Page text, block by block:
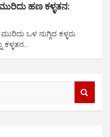
ಹಣ ಕಳ್ಳತನ:
ಒಳ ನುಗ್ಗಿದ ಕಳ್ಳರು